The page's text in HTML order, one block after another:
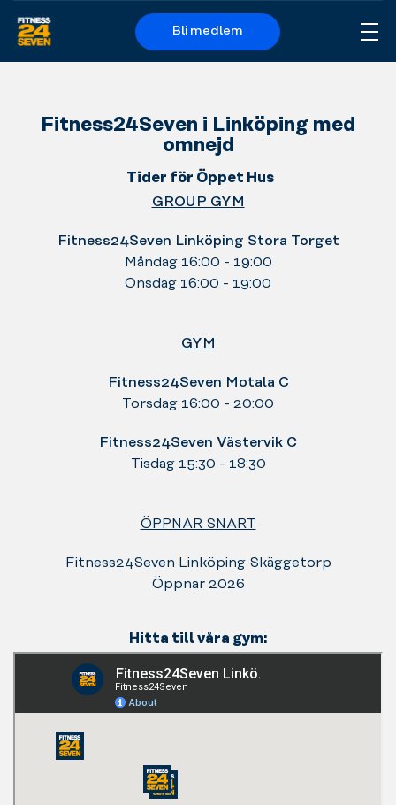
Logo
Bli medlem
Fitness24Seven i Linköping med
omnejd
Tider för Öppet Hus
GROUP GYM
Fitness24Seven Linköping Stora Torget
Måndag 16:00 - 19:00
Onsdag 16:00 - 19:00
GYM
Fitness24Seven Motala C
Torsdag 16:00 - 20:00
Fitness24Seven Västervik C
Tisdag 15:30 - 18:30
ÖPPNAR SNART
Fitness24Seven Linköping Skäggetorp
Öppnar 2026
Hitta till våra gym: